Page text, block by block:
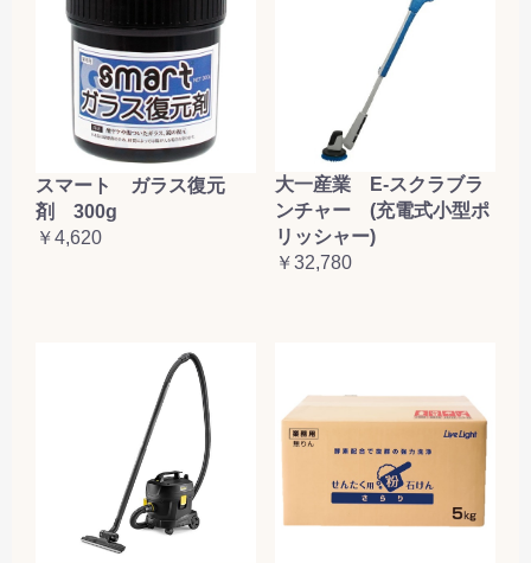
スマート ガラス復元
剤 300g
￥4,620
大一産業 E-スクラブラ
ンチャー (充電式小型ポ
リッシャー)
￥32,780